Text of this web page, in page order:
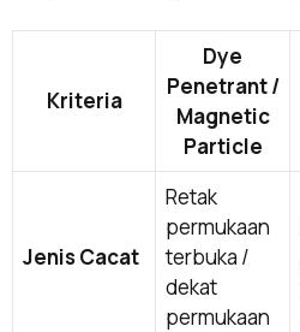
Kriteria
Dye
Penetrant /
Magnetic
Particle
Jenis Cacat
Retak
permukaan
terbuka /
dekat
permukaan